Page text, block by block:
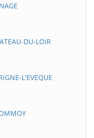
DU-LOiR
L'EVEQUE